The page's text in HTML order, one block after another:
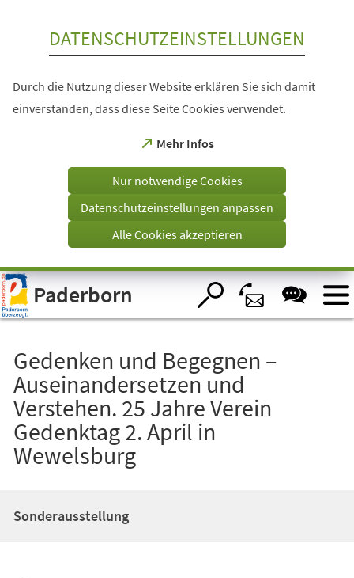
Visuelle
Assistenzsoftware
öffnen.
DATENSCHUTZEINSTELLUNGEN
Durch die Nutzung dieser Website erklären Sie sich damit
einverstanden, dass diese Seite Cookies verwendet.
Mehr Infos
(Öffnet
einem
Tab)
Nur notwendige Cookies
Datenschutzeinstellungen anpassen
Alle Cookies akzeptieren
Paderborn
Gedenken und Begegnen –
Auseinandersetzen und
Verstehen. 25 Jahre Verein
Gedenktag 2. April in
Wewelsburg
Sonderausstellung